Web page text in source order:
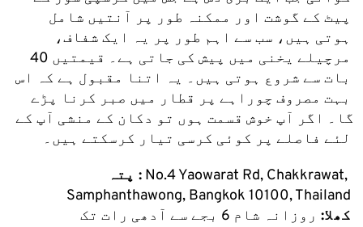
لئے فاصلے پر کوئی کرسی تیار کرسکتے ہیں۔
پتہ : No.4 Yaowarat Rd, Chakkrawat,
Samphanthawong, Bangkok 10100, Thailand
کھلا: روزانہ شام 6 بجے سے آدھی رات تک